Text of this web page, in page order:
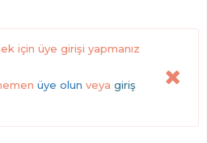
için üye girişi yapmanız
üye olun veya giriş